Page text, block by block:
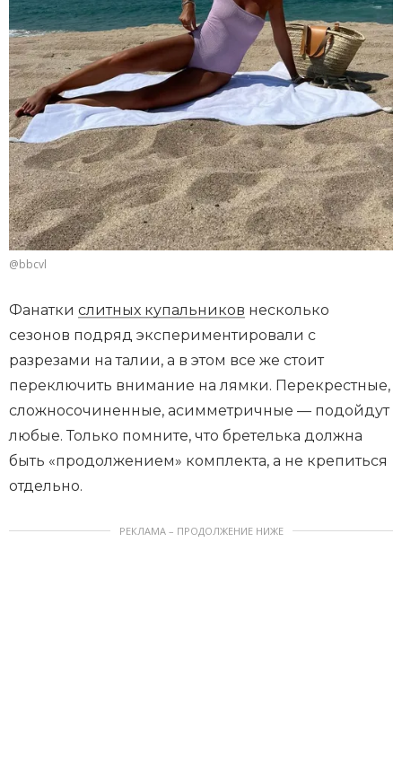
@bbcvl
Фанатки слитных купальников несколько
сезонов подряд экспериментировали с
разрезами на талии, а в этом все же стоит
переключить внимание на лямки. Перекрестные,
сложносочиненные, асимметричные — подойдут
любые. Только помните, что бретелька должна
быть «продолжением» комплекта, а не крепиться
отдельно.
РЕКЛАМА – ПРОДОЛЖЕНИЕ НИЖЕ